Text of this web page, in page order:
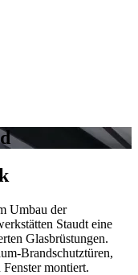
Umbau der
Staudt eine
Glasbrüstungen.
Brandschutztüren,
montiert.